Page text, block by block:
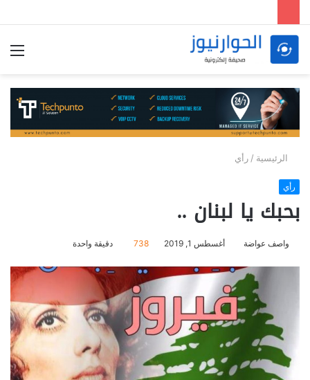
الرئيسية / رأي
رأي
بحبك يا لبنان ..
واصف عواضة أغسطس 1, 2019 738 دقيقة واحدة